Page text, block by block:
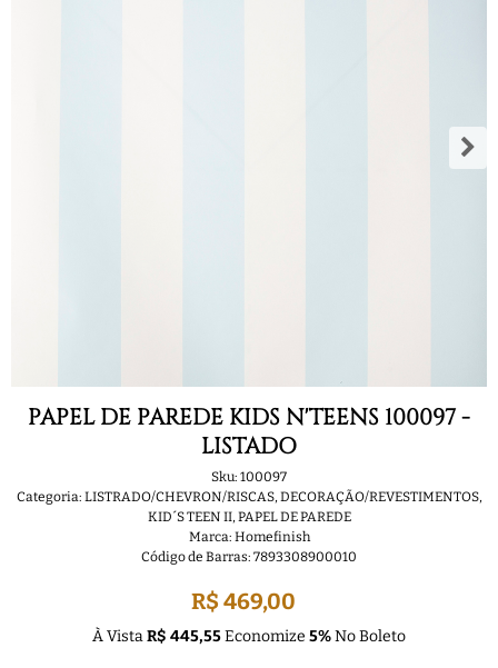
PAPEL DE PAREDE KIDS N'TEENS 100097 -
LISTADO
Sku: 100097
Categoria: LISTRADO/CHEVRON/RISCAS,DECORAÇÃO/REVESTIMENTOS,
KID´S TEEN II,PAPEL DE PAREDE
Marca: Homefinish
Código de Barras: 7893308900010
R$ 469,00
À VistaR$ 445,55Economize 5%No Boleto